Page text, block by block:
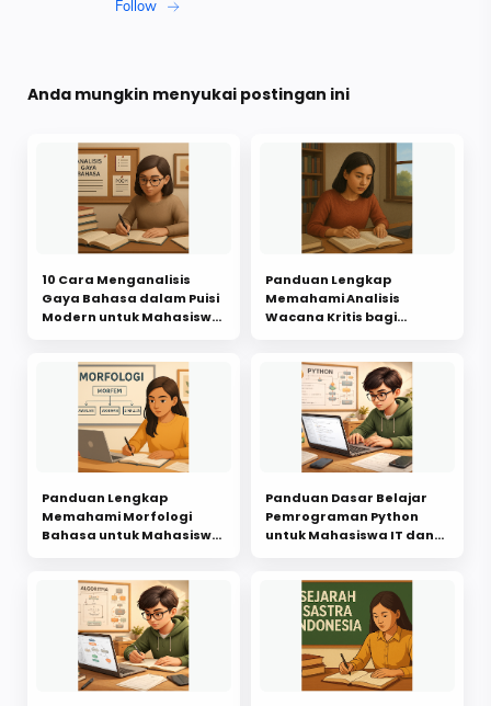
Anda mungkin menyukai postingan ini
10 Cara Menganalisis
Gaya Bahasa dalam Puisi
Modern untuk Mahasiswa
Panduan Lengkap
Memahami Analisis
Wacana Kritis bagi
Panduan Lengkap
Memahami Morfologi
Bahasa untuk Mahasiswa
Panduan Dasar Belajar
Pemrograman Python
untuk Mahasiswa IT dan